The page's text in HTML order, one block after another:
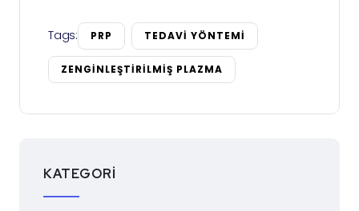
Tags: PRP TEDAVI YÖNTEMI
ZENGINLEŞTIRILMIŞ PLAZMA
KATEGORI